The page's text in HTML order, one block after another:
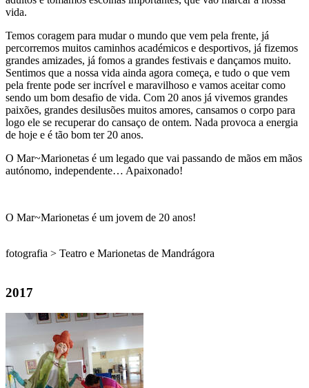
vida.
Temos coragem para mudar o mundo que vem pela frente, já
percorremos muitos caminhos académicos e desportivos, já fizemos
grandes amizades, já fomos a grandes festivais e dançamos muito.
Sentimos que a nossa vida ainda agora começa, e tudo o que vem
pela frente pode ser incrível e maravilhoso e vamos aceitar como
sendo um bom desafio de vida. Com 20 anos já vivemos grandes
paixões, grandes desilusões muitos amores, cansamos o corpo para
logo ele se recuperar do cansaço de ontem. Nada provoca a energia
de hoje e é tão bom ter 20 anos.
O Mar~Marionetas é um legado que vai passando de mãos em mãos
autónomo, independente… Apaixonado!
O Mar~Marionetas é um jovem de 20 anos!
fotografia > Teatro e Marionetas de Mandrágora
2017